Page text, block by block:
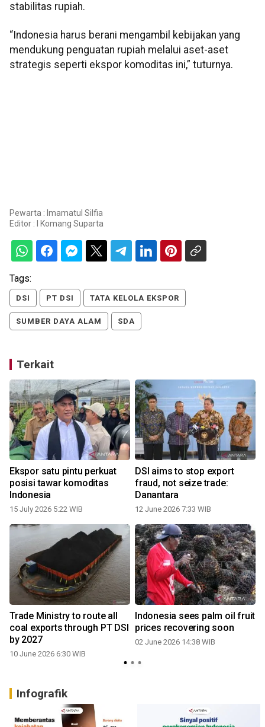
stabilitas rupiah.
“Indonesia harus berani mengambil kebijakan yang
mendukung penguatan rupiah melalui aset-aset
strategis seperti ekspor komoditas ini,” tuturnya.
Pewarta : Imamatul Silfia
Editor : I Komang Suparta
Tags:
DSI PT DSI TATA KELOLA EKSPOR
SUMBER DAYA ALAM SDA
Terkait
Ekspor satu pintu perkuat
posisi tawar komoditas
Indonesia
15 July 2026 5:22 WIB
DSI aims to stop export
fraud, not seize trade:
Danantara
12 June 2026 7:33 WIB
Trade Ministry to route all
coal exports through PT DSI
by 2027
10 June 2026 6:30 WIB
Indonesia sees palm oil fruit
prices recovering soon
02 June 2026 14:38 WIB
Infografik